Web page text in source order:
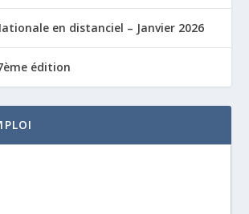
en distanciel – Janvier 2026
édition